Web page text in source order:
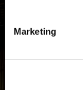
Marketing